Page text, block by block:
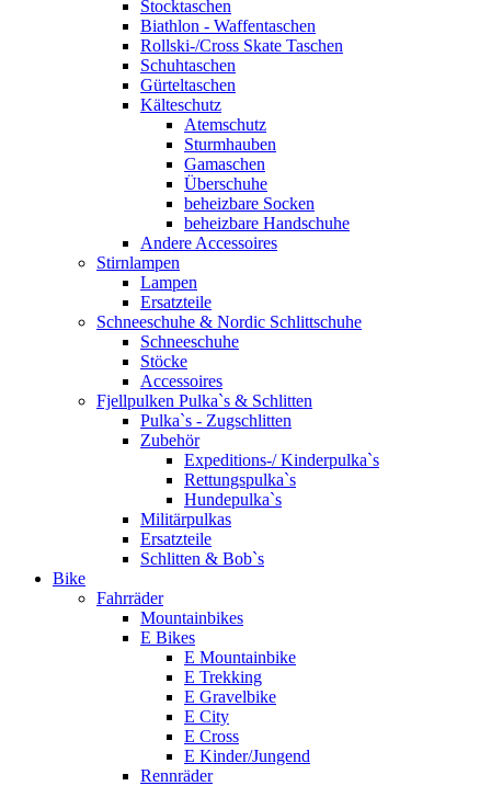
Stocktaschen
Biathlon - Waffentaschen
Rollski-/Cross Skate Taschen
Schuhtaschen
Gürteltaschen
Kälteschutz
Atemschutz
Sturmhauben
Gamaschen
Überschuhe
beheizbare Socken
beheizbare Handschuhe
Andere Accessoires
Stirnlampen
Lampen
Ersatzteile
Schneeschuhe & Nordic Schlittschuhe
Schneeschuhe
Stöcke
Accessoires
Fjellpulken Pulka`s & Schlitten
Pulka`s - Zugschlitten
Zubehör
Expeditions-/ Kinderpulka`s
Rettungspulka`s
Hundepulka`s
Militärpulkas
Ersatzteile
Schlitten & Bob`s
Bike
Fahrräder
Mountainbikes
E Bikes
E Mountainbike
E Trekking
E Gravelbike
E City
E Cross
E Kinder/Jungend
Rennräder